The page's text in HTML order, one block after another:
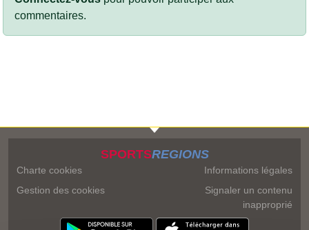
commentaires.
SPORTSREGIONS
Charte cookies
Gestion des cookies
Informations légales
Signaler un contenu
inapproprié